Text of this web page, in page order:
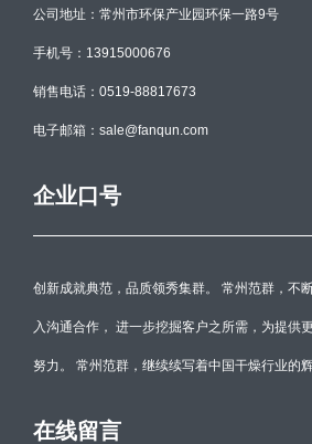
公司地址：常州市环保产业园环保一路9号
手机号：13915000676
销售电话：0519-88817673
电子邮箱：sale@fanqun.com
企业口号
创新成就典范，品质领秀集群。 常州范群，不
入沟通合作， 进一步挖掘客户之所需，为提供
努力。 常州范群，继续续写着中国干燥行业的辉
在线留言